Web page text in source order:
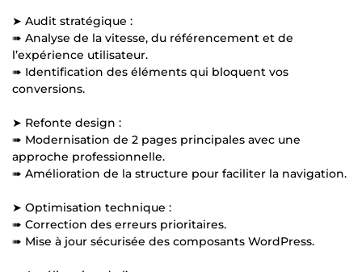
➤ Audit stratégique :
➠ Analyse de la vitesse, du référencement et de
l’expérience utilisateur.
➠ Identification des éléments qui bloquent vos
conversions.
➤ Refonte design :
➠ Modernisation de 2 pages principales avec une
approche professionnelle.
➠ Amélioration de la structure pour faciliter la navigation.
➤ Optimisation technique :
➠ Correction des erreurs prioritaires.
➠ Mise à jour sécurisée des composants WordPress.